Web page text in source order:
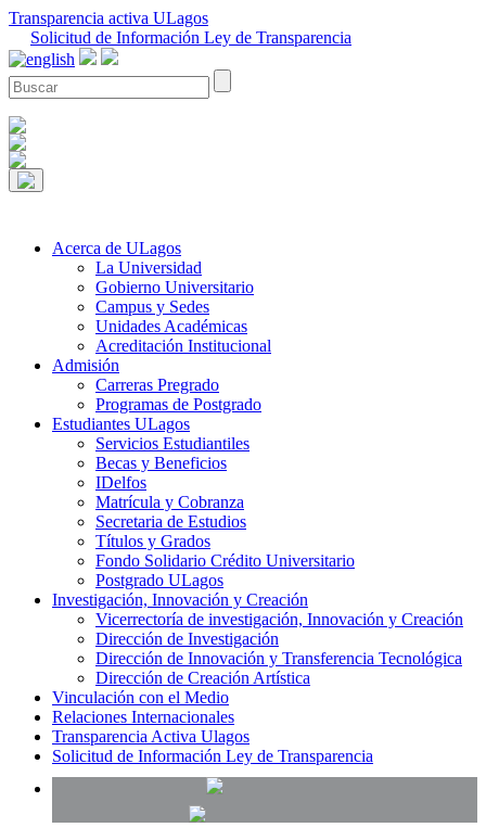
Transparencia activa ULagos
Solicitud de Información Ley de Transparencia
Acerca de ULagos
La Universidad
Gobierno Universitario
Campus y Sedes
Unidades Académicas
Acreditación Institucional
Admisión
Carreras Pregrado
Programas de Postgrado
Estudiantes ULagos
Servicios Estudiantiles
Becas y Beneficios
IDelfos
Matrícula y Cobranza
Secretaria de Estudios
Títulos y Grados
Fondo Solidario Crédito Universitario
Postgrado ULagos
Investigación, Innovación y Creación
Vicerrectoría de investigación, Innovación y Creación
Dirección de Investigación
Dirección de Innovación y Transferencia Tecnológica
Dirección de Creación Artística
Vinculación con el Medio
Relaciones Internacionales
Transparencia Activa Ulagos
Solicitud de Información Ley de Transparencia